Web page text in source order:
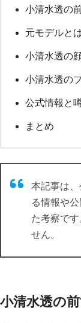
小清水透の
元モデルと
小清水透の
小清水透の
公式情報と
まとめ
本記事は
る情報や
た考察で
せん。
小清水透の